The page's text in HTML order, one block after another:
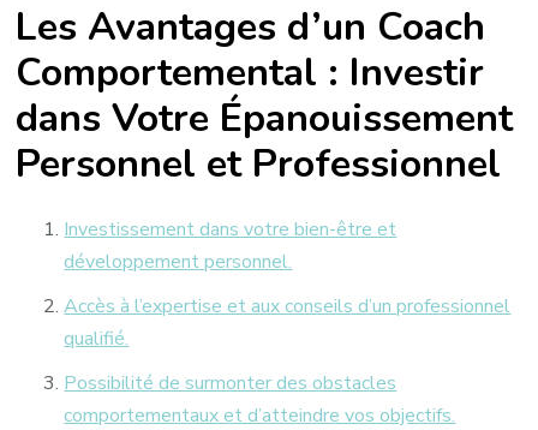
Les Avantages d’un Coach
Comportemental : Investir
dans Votre Épanouissement
Personnel et Professionnel
Investissement dans votre bien-être et
développement personnel.
Accès à l’expertise et aux conseils d’un professionnel
qualifié.
Possibilité de surmonter des obstacles
comportementaux et d’atteindre vos objectifs.